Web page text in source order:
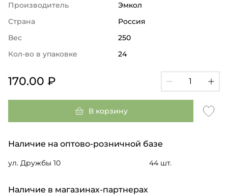
Производитель
Эмкол
Страна
Россия
Вес
250
Кол-во в упаковке
24
170.00 ₽
В корзину
Наличие на оптово-розничной базе
ул. Дружбы 10 44 шт.
Наличие в магазинах-партнерах